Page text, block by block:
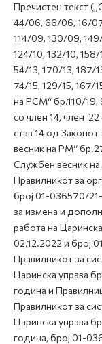
Пречистен текст
44/06, 66/06, 16/
114/09, 130/09,
124/10, 132/10, 158/
54/13, 170/13, 187/
74/15, 129/15, 167/
на РСМ“ бр.110/19,
со член 14, член 22
став 14 од
весник на РМ“
Службен весник
Правилникот за
број 01-036570/
за измена и
работа на
02.12.2022 и број
Правилникот за
Царинска управа
година и
Правилникот за
Царинска управа
година, број 01-